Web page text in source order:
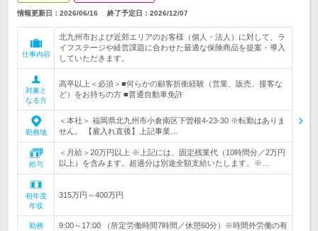
情報更新日：2026/06/16 終了予定日： 2026/12/07
仕事内容
北九州市および近郊エリアのお客様（個人・法人）に対して、ラ
イフステージや経営課題に合わせた最適な保険商品を提案・導入
していただきます。
対象と
なる方
高卒以上＜必須＞■何らかの顧客折衝経験（営業、販売、接客な
ど）をお持ちの方 ■普通自動車免許
勤務地
＜本社＞ 福岡県北九州市小倉南区下曽根4-23-30 ※転勤はありま
せん。 【雇入れ直後】上記事業…
給与
＜月給＞20万円以上 ※上記には、固定残業代（10時間分／2万円
以上）を含みます。超過分は別途全額支給いたします。※…
初年度
年収
315万円～400万円
勤務
9:00～17:00 （所定労働時間7時間／休憩60分）※時間外労働の有